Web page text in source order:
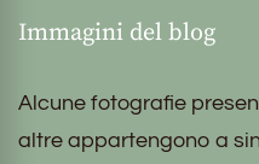
Immagini del blog
Alcune fotografie
altre appartengono a